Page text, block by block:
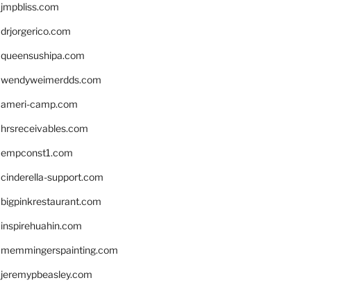
jmpbliss.com
drjorgerico.com
queensushipa.com
wendyweimerdds.com
ameri-camp.com
hrsreceivables.com
empconst1.com
cinderella-support.com
bigpinkrestaurant.com
inspirehuahin.com
memmingerspainting.com
jeremypbeasley.com